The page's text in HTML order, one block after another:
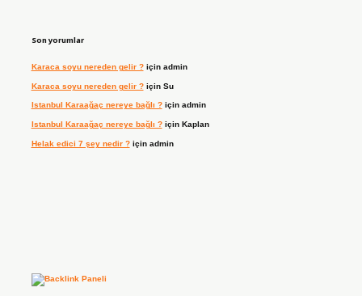
Son yorumlar
Karaca soyu nereden gelir ?için admin
Karaca soyu nereden gelir ?için Su
Istanbul Karaağaç nereye bağlı ?için admin
Istanbul Karaağaç nereye bağlı ?için Kaplan
Helak edici 7 şey nedir ?için admin